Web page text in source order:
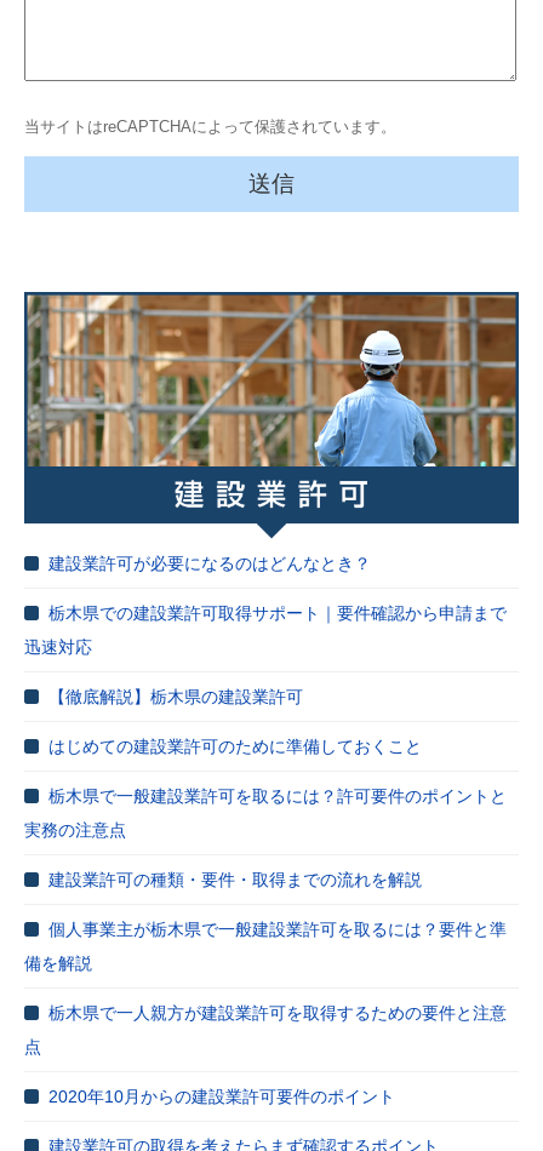
当サイトはreCAPTCHAによって保護されています。
建設業許可が必要になるのはどんなとき？
栃木県での建設業許可取得サポート｜要件確認から申請まで
迅速対応
【徹底解説】栃木県の建設業許可
はじめての建設業許可のために準備しておくこと
栃木県で一般建設業許可を取るには？許可要件のポイントと
実務の注意点
建設業許可の種類・要件・取得までの流れを解説
個人事業主が栃木県で一般建設業許可を取るには？要件と準
備を解説
栃木県で一人親方が建設業許可を取得するための要件と注意
点
2020年10月からの建設業許可要件のポイント
建設業許可の取得を考えたらまず確認するポイント